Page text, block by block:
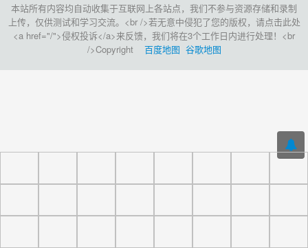
本站所有内容均自动收集于互联网上各站点，我们不参与资源存储和录制
上传，仅供测试和学习交流。<br />若无意中侵犯了您的版权，请点击此处
<a href="/">侵权投诉</a>来反馈，我们将在3个工作日内进行处理！<br
/>Copyright 百度地图 谷歌地图